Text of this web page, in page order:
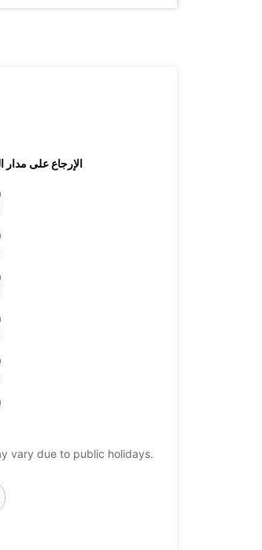
الإرجاع على مدار
vary due to public holidays.